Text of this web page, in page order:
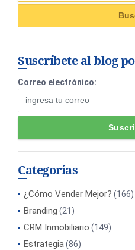
Suscríbete al blog
Correo electrónico:
Categorías
¿Cómo Vender Mejor? (166)
Branding (21)
CRM Inmobiliario (149)
Estrategia(86)